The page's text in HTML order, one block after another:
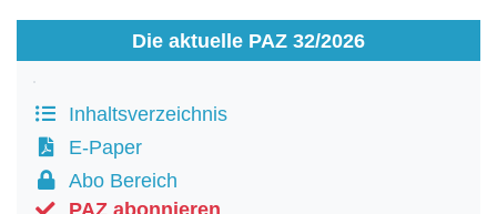
Die aktuelle PAZ 32/2026
Inhaltsverzeichnis
E-Paper
Abo Bereich
PAZ abonnieren